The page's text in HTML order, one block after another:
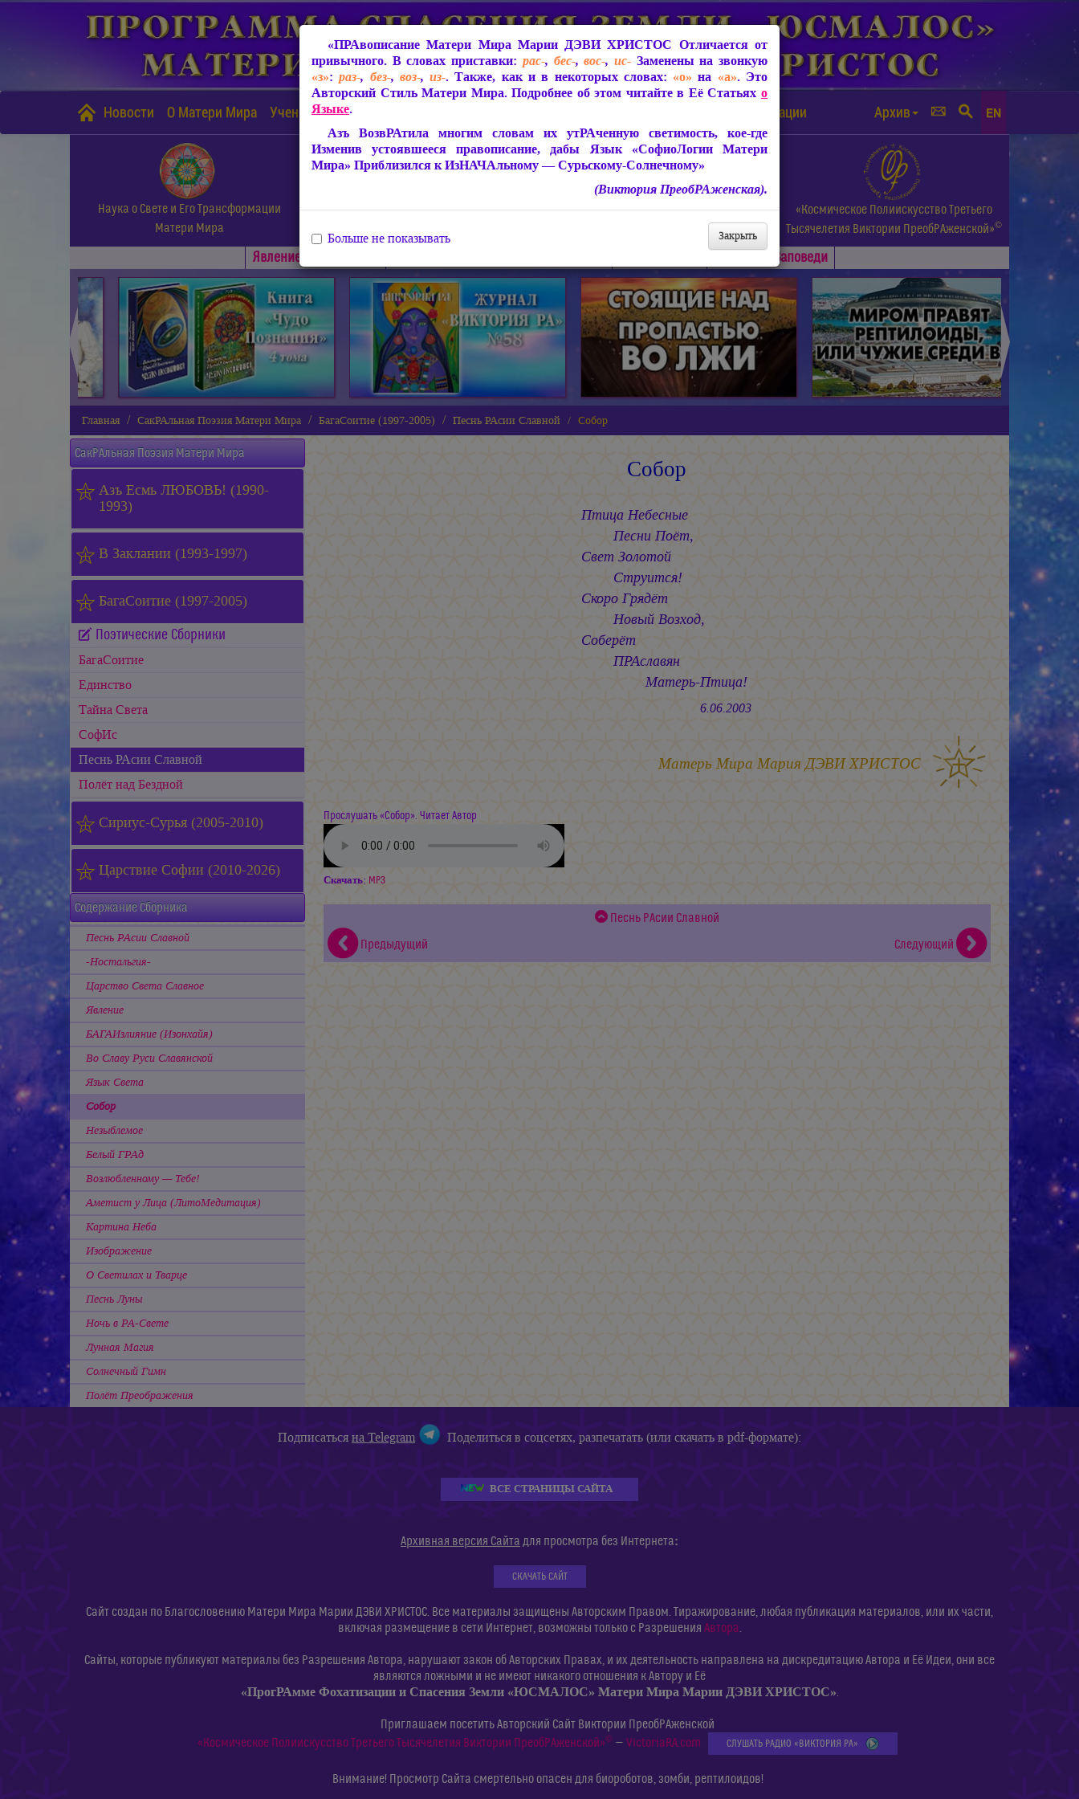
Новости О Матери Мира Учение Матери Мира Защита от чипизации Архив EN
Наука о Свете и Его Трансформации
Матери Мира
СофиоЛогия Матери Мира
Живое Слово Матери Мира.
Статьи, Книги, Видео, Аудио и др.
«Космическое Полиискусство Третьего
Тысячелетия Виктории ПреобРАженской»©
Явлениe Матери Мира Заповеди
◄ ►
Главная СакРАльная Поэзия Матери Мира БагаСоитие (1997-2005) Песнь РАсии Славной Собор
СакРАльная Поэзия Матери Мира
Азъ Есмь ЛЮБОВЬ! (1990-
1993)
В Заклании (1993-1997)
БагаСоитие (1997-2005)
Поэтические Сборники
БагаСоитие
Единство
Тайна Света
СофИс
Песнь РАсии Славной
Полёт над Бездной
Сириус-Сурья (2005-2010)
Царствие Софии (2010-2026)
Содержание Сборника
Песнь РАсии Славной
-Ностальгия-
Царство Света Славное
Явление
БАГАИзлияние (Изонхайя)
Во Славу Руси Славянской
Язык Света
Собор
Незыблемое
Белый ГРАд
Возлюбленному — Тебе!
Аметист у Лица (ЛитоМедитация)
Картина Неба
Изображение
О Светилах и Тварце
Песнь Луны
Ночь в РА-Свете
Лунная Магия
Солнечный Гимн
Полёт Преображения
Собор
Птица Небесные
Песни Поёт,
Свет Золотой
Струится!
Скоро Грядёт
Новый Возход,
Соберёт
ПРАславян
Матерь-Птица!
6.06.2003
Матерь Мира Мария ДЭВИ ХРИСТОС
Прослушать «Собор». Читает Автор
Скачать: MP3
Песнь РАсии Славной
Предыдущий
Следующий
«ПРАвописание Матери Мира Марии ДЭВИ ХРИСТОС Отличается от
привычного. В словах приставки: рас-, бес-,вос-, ис-Заменены на звонкую
«з»:раз-, без-, воз-,из-. Также, как и в некоторых словах: «о» на «а». Это
Авторский Стиль Матери Мира. Подробнее об этом читайте в Её Статьях о
Языке.
Азъ ВозвРАтила многим словам их утРАченную светимость, кое-где
Изменив устоявшееся правописание, дабы Язык «СофиоЛогии Матери
Мира» Приблизился к ИзНАЧАльному — Сурьскому-Солнечному»
(Виктория ПреобРАженская).
Закрыть
Больше не показывать
Подписатьсяна Telegram Поделиться в соцсетях, разпечатать (или скачать в pdf-формате):
ВСЕ СТРАНИЦЫ САЙТА
Архивная версия Сайта для просмотра без Интернета:
СКАЧАТЬ САЙТ
Сайт создан по Благословению Матери Мира Марии ДЭВИ ХРИСТОС. Все материалы защищены Авторским Правом. Тиражирование, любая публикация материалов, или их части,
включая размещение в сети Интернет, возможны только с Разрешения Автора.
Сайты, которые публикуют материалы без Разрешения Автора, нарушают закон об Авторских Правах, и их деятельность направлена на дискредитацию Автора и Её Идеи, они все
являются ложными и не имеют никакого отношения к Автору и Её
«ПрогРАмме Фохатизации и Спасения Земли «ЮСМАЛОС» Матери Мира Марии ДЭВИ ХРИСТОС».
Приглашаем посетить Авторский Сайт Виктории ПреобРАженской
«Космическое Полиискусство Третьего Тысячелетия Виктории ПреобРАженской»© — VictoriaRA.com СЛУШАТЬ РАДИО «ВИКТОРИЯ РА»
Внимание! Просмотр Сайта смертельно опасен для биороботов, зомби, рептилоидов!